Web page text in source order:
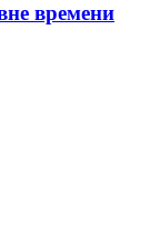
времени